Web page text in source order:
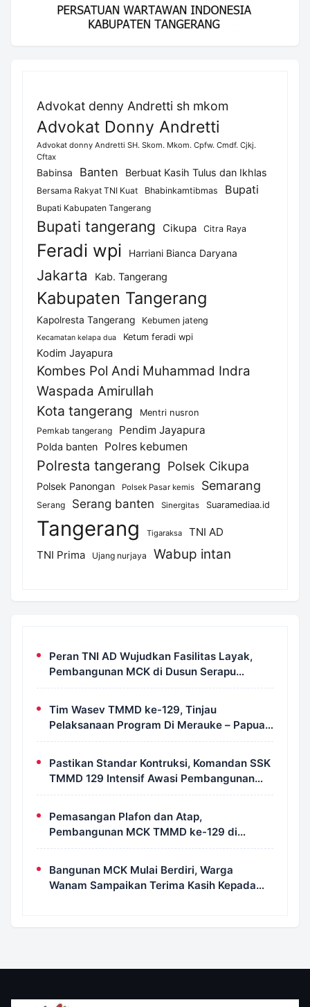
Advokat denny Andretti sh mkom
Advokat Donny Andretti
Advokat donny Andretti SH. Skom. Mkom. Cpfw. Cmdf. Cjkj.
Cftax
Babinsa Banten Berbuat Kasih Tulus dan Ikhlas
Bersama Rakyat TNI Kuat Bhabinkamtibmas Bupati
Bupati Kabupaten Tangerang
Bupati tangerang Cikupa Citra Raya
Feradi wpi Harriani Bianca Daryana
Jakarta Kab. Tangerang
Kabupaten Tangerang
Kapolresta Tangerang Kebumen jateng
Kecamatan kelapa dua Ketum feradi wpi
Kodim Jayapura
Kombes Pol Andi Muhammad Indra
Waspada Amirullah
Kota tangerang
Mentri nusron
Pemkab tangerang
Pendim Jayapura
Polda banten Polres kebumen
Polresta tangerang Polsek Cikupa
Polsek Panongan Polsek Pasar kemis Semarang
Serang Serang banten Sinergitas Suaramediaa.id
Tangerang Tigaraksa
TNI AD
TNI Prima
Ujang nurjaya Wabup intan
Peran TNI AD Wujudkan Fasilitas Layak,
Pembangunan MCK di Dusun Serapu
Rampung Dikerjakan
Tim Wasev TMMD ke-129, Tinjau
Pelaksanaan Program Di Merauke – Papua
Selatan
Pastikan Standar Kontruksi, Komandan SSK
TMMD 129 Intensif Awasi Pembangunan
MCK di Wanam
Pemasangan Plafon dan Atap,
Pembangunan MCK TMMD ke-129 di
Kampung Wanam Hampir Rampung
Bangunan MCK Mulai Berdiri, Warga
Wanam Sampaikan Terima Kasih Kepada